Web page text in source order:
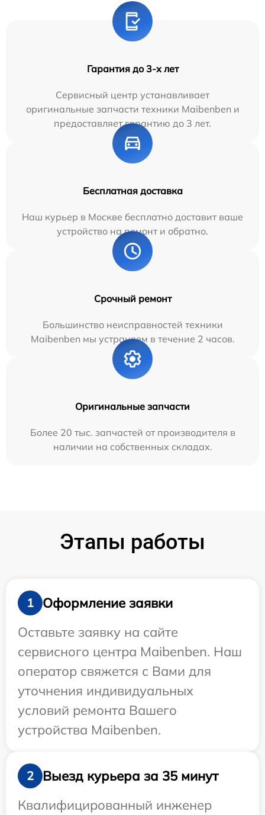
Гарантия до 3-х лет
Сервисный центр устанавливает
оригинальные запчасти техники Maibenben и
предоставляет гарантию до 3 лет.
Бесплатная доставка
Наш курьер в Москве бесплатно доставит ваше
устройство на ремонт и обратно.
Срочный ремонт
Большинство неисправностей техники
Maibenben мы устраняем в течение 2 часов.
Оригинальные запчасти
Более 20 тыс. запчастей от производителя в
наличии на собственных складах.
Этапы работы
1
Оформление заявки
Оставьте заявку на сайте
сервисного центра Maibenben. Наш
оператор свяжется с Вами для
уточнения индивидуальных
условий ремонта Вашего
устройства Maibenben.
2
Выезд курьера за 35 минут
Квалифицированный инженер